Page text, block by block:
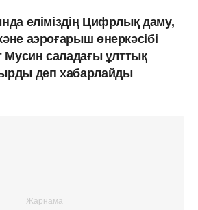
еліміздің Цифрлық даму,
аэроғарыш өнеркәсібі
Мусин саладағы ұлттық
деп хабарлайды